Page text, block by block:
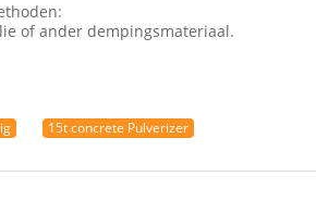
of ander dempingsmateriaal.
15t concrete Pulverizer